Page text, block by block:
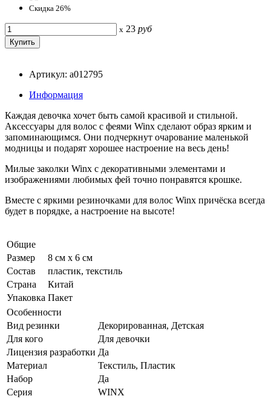
Скидка 26%
x 23 руб
Артикул: a012795
Информация
Каждая девочка хочет быть самой красивой и стильной.
Аксессуары для волос с феями Winx сделают образ ярким и
запоминающимся. Они подчеркнут очарование маленькой
модницы и подарят хорошее настроение на весь день!
Милые заколки Winx с декоративными элементами и
изображениями любимых фей точно понравятся крошке.
Вместе с яркими резиночками для волос Winx причёска всегда
будет в порядке, а настроение на высоте!
Общие
Размер
8 см x 6 см
Состав
пластик, текстиль
Страна
Китай
Упаковка Пакет
Особенности
Вид резинки
Декорированная, Детская
Для кого
Для девочки
Лицензия разработки Да
Материал
Текстиль, Пластик
Набор
Да
Серия
WINX